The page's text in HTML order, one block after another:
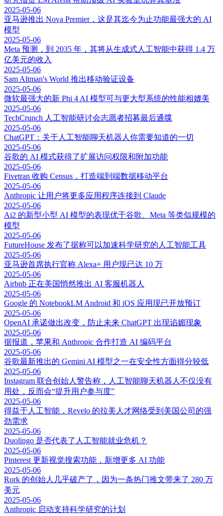
2025-05-06
亚马逊推出 Nova Premier，这是其迄今为止功能最强大的 AI
模型
2025-05-06
Meta 预测，到 2035 年，其将从生成式人工智能中获得 1.4 万
亿美元的收入
2025-05-06
Sam Altman's World 推出移动验证设备
2025-05-06
微软最强大的新 Phi 4 AI 模型可与更大型系统的性能相媲美
2025-05-06
TechCrunch 人工智能研讨会志愿者招募最后通牒
2025-05-06
ChatGPT：关于人工智能聊天机器人你需要知道的一切
2025-05-06
谷歌的 AI 模式获得了扩展访问权限和附加功能
2025-05-06
Fivetran 收购 Census，打造端到端数据移动平台
2025-05-06
Anthropic 让用户将更多应用程序连接到 Claude
2025-05-06
Ai2 的新型小型 AI 模型的表现优于谷歌、Meta 等类似规模的
模型
2025-05-06
FutureHouse 发布了据称可以加速科学研究的人工智能工具
2025-05-06
亚马逊首席执行官称 Alexa+ 用户现已达 10 万
2025-05-06
Airbnb 正在美国悄然推出 AI 客服机器人
2025-05-06
Google 的 NotebookLM Android 和 iOS 应用现已开放预订
2025-05-06
OpenAI 承诺做出改变，防止未来 ChatGPT 出现谄媚现象
2025-05-06
据报道，苹果和 Anthropic 合作打造 AI 编码平台
2025-05-06
谷歌最新推出的 Gemini AI 模型之一在安全性方面得分较低
2025-05-06
Instagram 联合创始人警告称，人工智能聊天机器人不仅没有
用处，反而会“提升用户参与度”
2025-05-06
得益于人工智能，Revelo 的拉美人才网络受到美国公司的强
劲需求
2025-05-06
Duolingo 是否代表了人工智能就业危机？
2025-05-06
Pinterest 更新视觉搜索功能，新增更多 AI 功能
2025-05-06
Rork 的创始人几乎破产了，因为一条热门推文带来了 280 万
美元
2025-05-06
Anthropic 启动支持科学研究的计划